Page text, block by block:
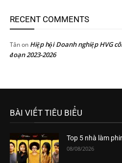
RECENT COMMENTS
Tânon Hiệp hội Doanh nghiệp HVG
đoạn 2023-2026
BÀI VIẾT TIÊU BIỂU
Top 5 nhà làm
08/08/2026